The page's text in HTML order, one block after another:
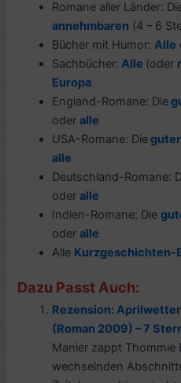
Romane aller Länder:
annehmbaren (4 – 6
Bücher mit Humor: Alle
Sachbücher: Alle (oder
Europa
England-Romane: Die
oderalle
USA-Romane: Die
alle
Deutschland-Romane:
oderalle
Indien-Romane: Die
oderalle
Alle Kurzgeschichten-
Dazu Passt Auch:
Rezension:
(Roman 2009) – 7
Manier zappt Thommie
wechselnden